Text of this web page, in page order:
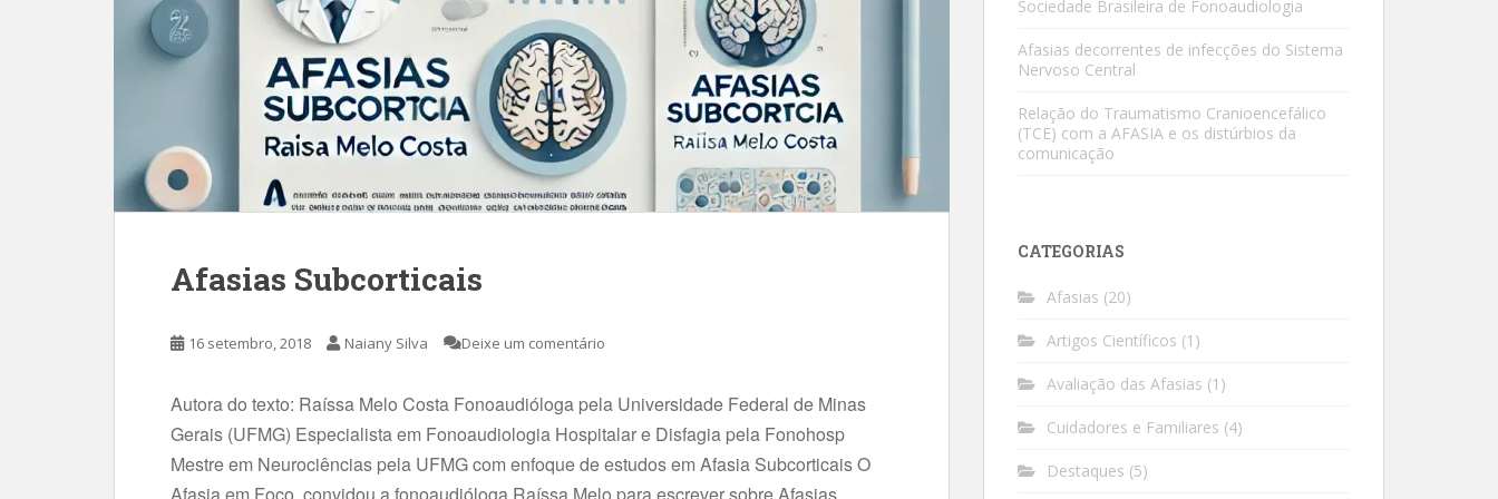
Afasias Subcorticais
16 setembro, 2018 Naiany Silva Deixe um comentário
Autora do texto: Raíssa Melo Costa Fonoaudióloga pela Universidade Federal de Minas
Gerais (UFMG) Especialista em Fonoaudiologia Hospitalar e Disfagia pela Fonohosp
Mestre em Neurociências pela UFMG com enfoque de estudos em Afasia Subcorticais O
Sociedade Brasileira de Fonoaudiologia
Afasias decorrentes de infecções do Sistema
Nervoso Central
Relação do Traumatismo Cranioencefálico
(TCE) com a AFASIA e os distúrbios da
comunicação
CATEGORIAS
Afasias (20)
Artigos Científicos (1)
Avaliação das Afasias (1)
Cuidadores e Familiares (4)
Destaques (5)